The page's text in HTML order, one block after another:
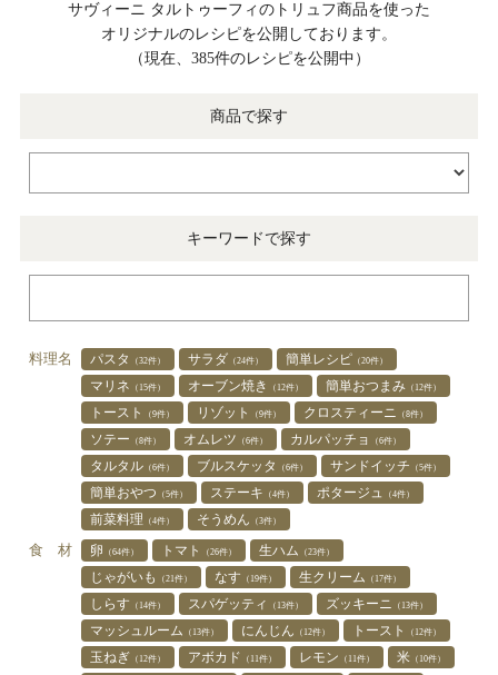
サヴィーニ タルトゥーフィのトリュフ商品を使った
オリジナルのレシピを公開しております。
（現在、385件のレシピを公開中）
商品で探す
キーワードで探す
料理名 パスタ （32件） サラダ （24件） 簡単レシピ （20件）
マリネ （15件） オーブン焼き （12件） 簡単おつまみ （12件）
トースト （9件） リゾット （9件） クロスティーニ （8件）
ソテー （8件） オムレツ （6件） カルパッチョ （6件）
タルタル （6件） ブルスケッタ （6件） サンドイッチ （5件）
簡単おやつ （5件） ステーキ （4件） ポタージュ （4件）
前菜料理 （4件） そうめん （3件）
食 材 卵 （64件） トマト （26件） 生ハム （23件）
じゃがいも （21件） なす （19件） 生クリーム （17件）
しらす （14件） スパゲッティ （13件） ズッキーニ （13件）
マッシュルーム （13件） にんじん （12件） トースト （12件）
玉ねぎ （12件） アボカド （11件） レモン （11件） 米 （10件）